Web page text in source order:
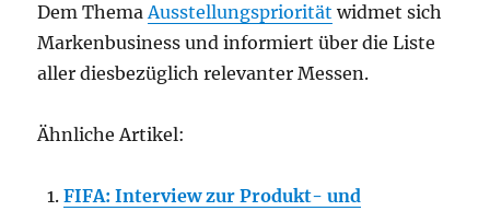
Dem ThemaAusstellungspriorität widmet sich
Markenbusiness und informiert über die Liste
aller diesbezüglich relevanter Messen.
Ähnliche Artikel:
FIFA: Interview zur Produkt- und